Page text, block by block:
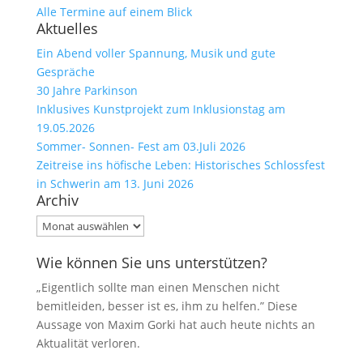
Alle Termine auf einem Blick
Aktuelles
Ein Abend voller Spannung, Musik und gute
Gespräche
30 Jahre Parkinson
Inklusives Kunstprojekt zum Inklusionstag am
19.05.2026
Sommer- Sonnen- Fest am 03.Juli 2026
Zeitreise ins höfische Leben: Historisches Schlossfest
in Schwerin am 13. Juni 2026
Archiv
Archiv
Wie können Sie uns unterstützen?
„Eigentlich sollte man einen Menschen nicht
bemitleiden, besser ist es, ihm zu helfen.” Diese
Aussage von Maxim Gorki hat auch heute nichts an
Aktualität verloren.